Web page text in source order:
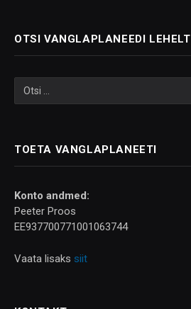
OTSI VANGLAPLANEEDI LEHELT
TOETA VANGLAPLANEETI
Konto andmed:
Peeter Proos
EE937700771001063744
Vaata lisaks siit